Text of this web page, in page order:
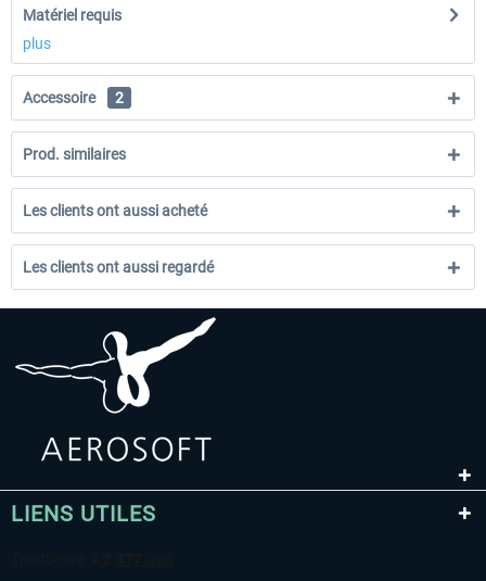
Matériel requis
plus
Accessoire 2
Prod. similaires
Les clients ont aussi acheté
Les clients ont aussi regardé
LIENS UTILES